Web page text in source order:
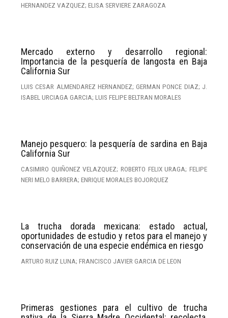
HERNANDEZ VAZQUEZ; ELISA SERVIERE ZARAGOZA
Mercado externo y desarrollo regional:
Importancia de la pesquería de langosta en Baja
California Sur
LUIS CESAR ALMENDAREZ HERNANDEZ; GERMAN PONCE DIAZ; J.
ISABEL URCIAGA GARCIA; LUIS FELIPE BELTRAN MORALES
Manejo pesquero: la pesquería de sardina en Baja
California Sur
CASIMIRO QUIÑONEZ VELAZQUEZ; ROBERTO FELIX URAGA; FELIPE
NERI MELO BARRERA; ENRIQUE MORALES BOJORQUEZ
La trucha dorada mexicana: estado actual,
oportunidades de estudio y retos para el manejo y
conservación de una especie endémica en riesgo
ARTURO RUIZ LUNA; FRANCISCO JAVIER GARCIA DE LEON
Primeras gestiones para el cultivo de trucha